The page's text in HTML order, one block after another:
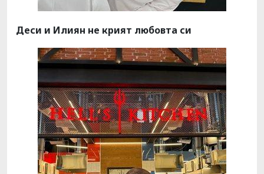
Деси и Илиян не крият любовта си